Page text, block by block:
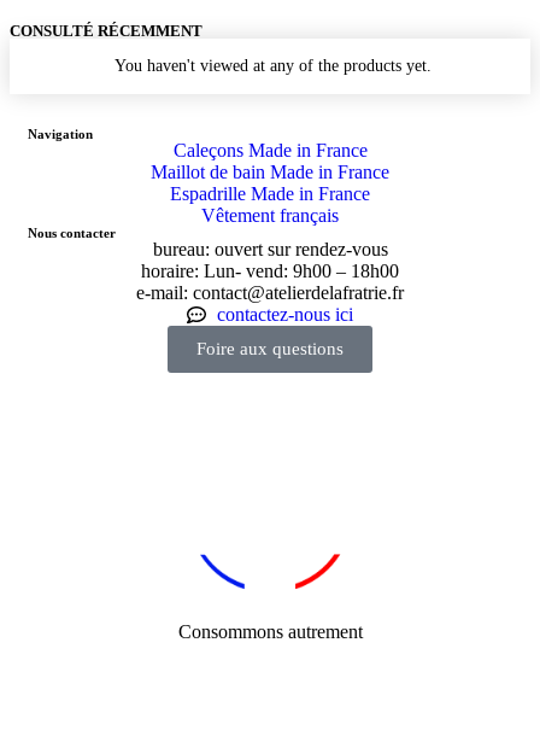
CONSULTÉ RÉCEMMENT
You haven't viewed at any of the products yet.
Navigation
Caleçons Made in France
Maillot de bain Made in France
Espadrille Made in France
Vêtement français
Nous contacter
bureau: ouvert sur rendez-vous
horaire: Lun- vend: 9h00 – 18h00
e-mail: contact@atelierdelafratrie.fr
contactez-nous ici
Foire aux questions
Consommons autrement